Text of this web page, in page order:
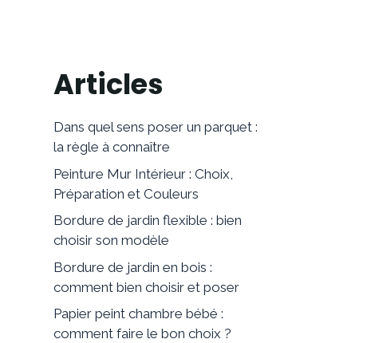
Articles
Dans quel sens poser un parquet :
la règle à connaître
Peinture Mur Intérieur : Choix,
Préparation et Couleurs
Bordure de jardin flexible : bien
choisir son modèle
Bordure de jardin en bois :
comment bien choisir et poser
Papier peint chambre bébé :
comment faire le bon choix ?